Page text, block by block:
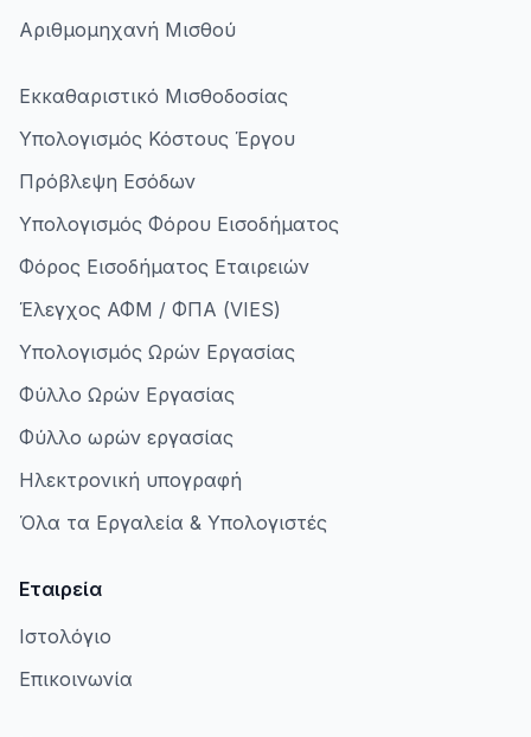
Αριθμομηχανή Μισθού
Εκκαθαριστικό Μισθοδοσίας
Υπολογισμός Κόστους Έργου
Πρόβλεψη Εσόδων
Υπολογισμός Φόρου Εισοδήματος
Φόρος Εισοδήματος Εταιρειών
Έλεγχος ΑΦΜ / ΦΠΑ (VIES)
Υπολογισμός Ωρών Εργασίας
Φύλλο Ωρών Εργασίας
Φύλλο ωρών εργασίας
Ηλεκτρονική υπογραφή
Όλα τα Εργαλεία & Υπολογιστές
Εταιρεία
Ιστολόγιο
Επικοινωνία